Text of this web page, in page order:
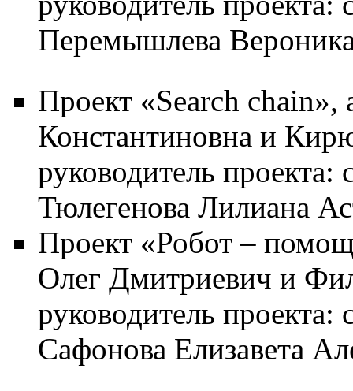
Перемышлева
Проект «Search chain»,
Константиновна и
руководитель проекта:
Тюлегенова Лилиана
Проект «Робот –
Олег Дмитриевич и
руководитель проекта:
Сафонова Елизавета